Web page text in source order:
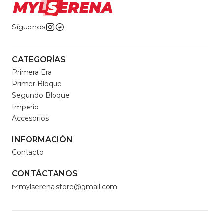
Síguenos
CATEGORÍAS
Primera Era
Primer Bloque
Segundo Bloque
Imperio
Accesorios
INFORMACIÓN
Contacto
CONTÁCTANOS
mylserena.store@gmail.com